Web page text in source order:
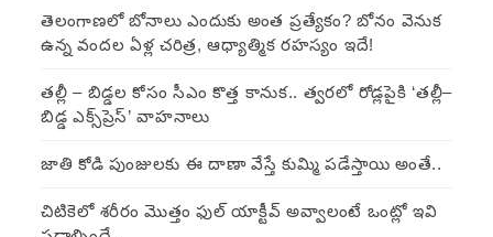
తెలంగాణలో బోనాలు ఎందుకు అంత ప్రత్యేకం? బోనం వెనుక
ఉన్న వందల ఏళ్ల చరిత్ర, ఆధ్యాత్మిక రహస్యం ఇదే!
తల్లీ – బిడ్డల కోసం సీఎం కొత్త కానుక.. త్వరలో రోడ్లపైకి ‘తల్లీ–
బిడ్డ ఎక్స్‌ప్రెస్’ వాహనాలు
జాతి కోడి పుంజులకు ఈ దాణా వేస్తే కుమ్మి పడేస్తాయి అంతే..
చిటికెలో శరీరం మొత్తం ఫుల్ యాక్టీవ్ అవ్వాలంటే ఒంట్లో ఇవి